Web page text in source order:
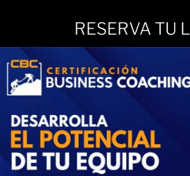
RESERVA TU